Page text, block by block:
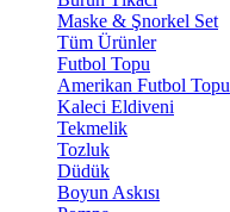
Maske & Şnorkel Set
Tüm Ürünler
Futbol Topu
Amerikan Futbol Topu
Kaleci Eldiveni
Tekmelik
Tozluk
Düdük
Boyun Askısı